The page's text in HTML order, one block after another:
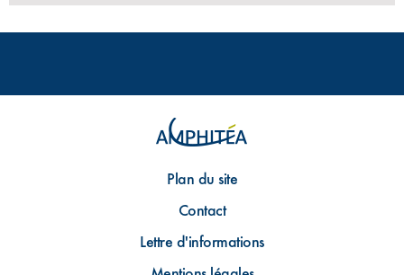
Plan du site
Contact
Lettre d'informations